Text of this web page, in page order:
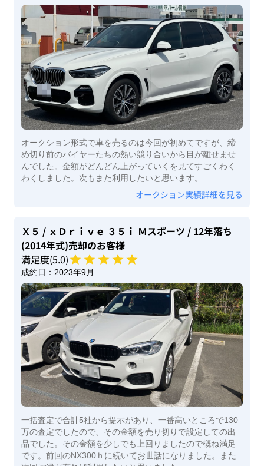
オークション形式で車を売るのは今回が初めてですが、締
め切り前のバイヤーたちの熱い競り合いから目が離せませ
んでした。金額がどんどん上がっていくを見てすごくわく
わくしました。次もまた利用したいと思います。
オークション実績詳細を見る
Ｘ５ / ｘＤｒｉｖｅ ３５ｉ Ｍスポーツ / 12年落ち
(2014年式)売却のお客様
満足度(5.0)
成約日： 2023年9月
一括査定で合計5社から提示があり、一番高いところで130
万の査定でしたので、その金額を売り切りで設定しての出
品でした。その金額を少しでも上回りましたので概ね満足
です。前回のNX300ｈに続いてお世話になりました。また